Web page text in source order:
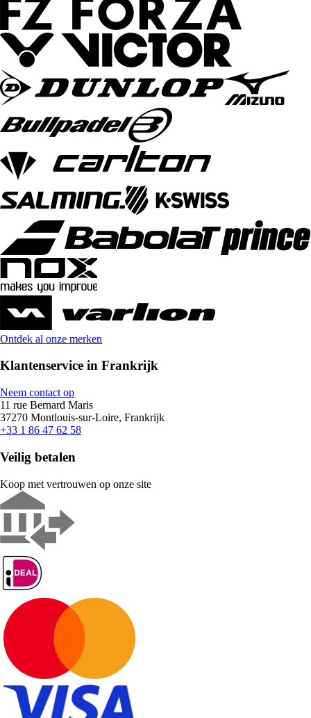
Ontdek al onze merken
Klantenservice in Frankrijk
Neem contact op
11 rue Bernard Maris
37270 Montlouis-sur-Loire, Frankrijk
+33 1 86 47 62 58
Veilig betalen
Koop met vertrouwen op onze site